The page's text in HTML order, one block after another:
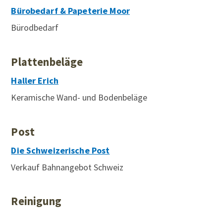
Bürobedarf & Papeterie Moor
Bürodbedarf
Plattenbeläge
Haller Erich
Keramische Wand- und Bodenbeläge
Post
Die Schweizerische Post
Verkauf Bahnangebot Schweiz
Reinigung